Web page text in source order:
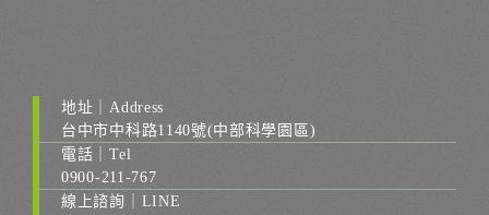
地址｜Address
台中市中科路1140號(中部科學園區)
電話｜Tel
0900-211-767
線上諮詢｜LINE